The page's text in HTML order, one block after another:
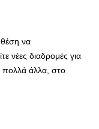
θέση να
νέες διαδρομές για
πολλά άλλα, στο